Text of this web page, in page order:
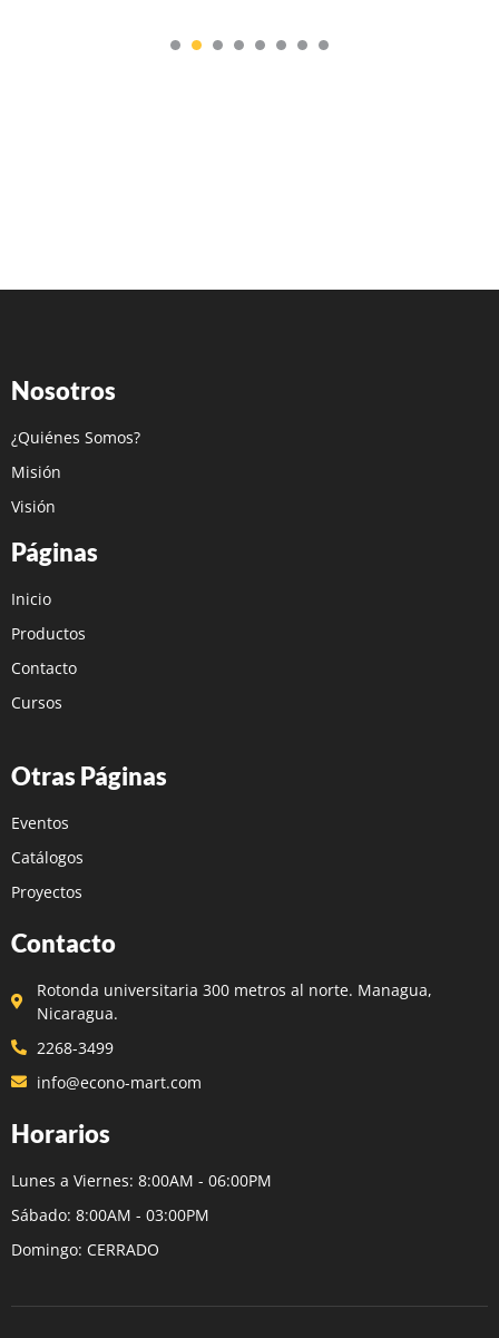
Nosotros
¿Quiénes Somos?
Misión
Visión
Páginas
Inicio
Productos
Contacto
Cursos
Otras Páginas
Eventos
Catálogos
Proyectos
Contacto
Rotonda universitaria 300 metros al norte. Managua,
Nicaragua.
2268-3499
info@econo-mart.com
Horarios
Lunes a Viernes: 8:00AM - 06:00PM
Sábado: 8:00AM - 03:00PM
Domingo: CERRADO